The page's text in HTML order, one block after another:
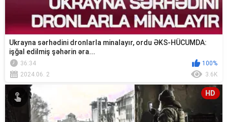
Ukrayna sərhədini dronlarla minalayır, ordu ƏKS-HÜCUMDA:
işğal edilmiş şəhərin əra...
36:34
100%
2024.06. 2
3.6K
HD